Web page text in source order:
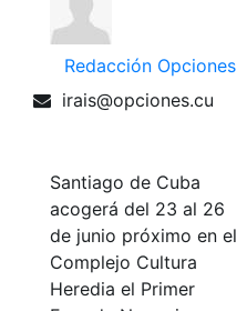
Redacción Opciones
irais@opciones.cu
Santiago de Cuba
acogerá del 23 al 26
de junio próximo en el
Complejo Cultura
Heredia el Primer